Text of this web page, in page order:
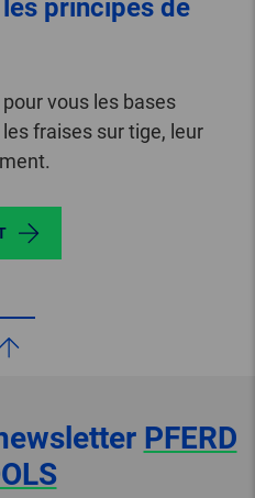
principes de
vous les bases
fraises sur tige, leur
PFERD